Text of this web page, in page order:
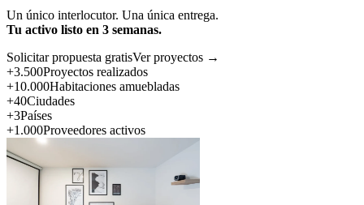
Un único interlocutor. Una única entrega.
Tu activo listo en 3 semanas.
Solicitar propuesta gratisVer proyectos →
+3.500Proyectos realizados
+10.000Habitaciones amuebladas
+40Ciudades
+3Países
+1.000Proveedores activos